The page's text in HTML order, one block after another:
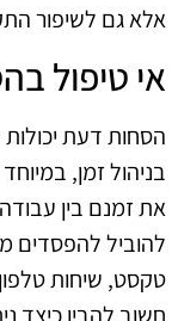
אלא גם לשיפור
אי טיפול
הסחות דעת
בניהול זמן,
את זמנם בין
להוביל להפסדים
טקסט, שיחות